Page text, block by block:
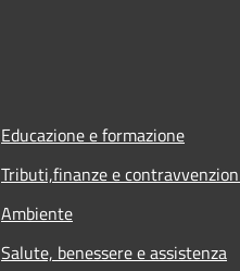
Educazione e formazione
Tributi,finanze e
Ambiente
Salute, benessere e assistenza